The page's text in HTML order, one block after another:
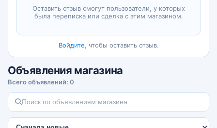
Оставить отзыв смогут пользователи, у которых
была переписка или сделка с этим магазином.
Войдите, чтобы оставить отзыв.
Объявления магазина
Всего объявлений: 0